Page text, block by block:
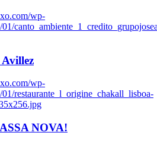
wp-
wp-
restaurante_l_origine_chakall_lisboa-
NOVA!